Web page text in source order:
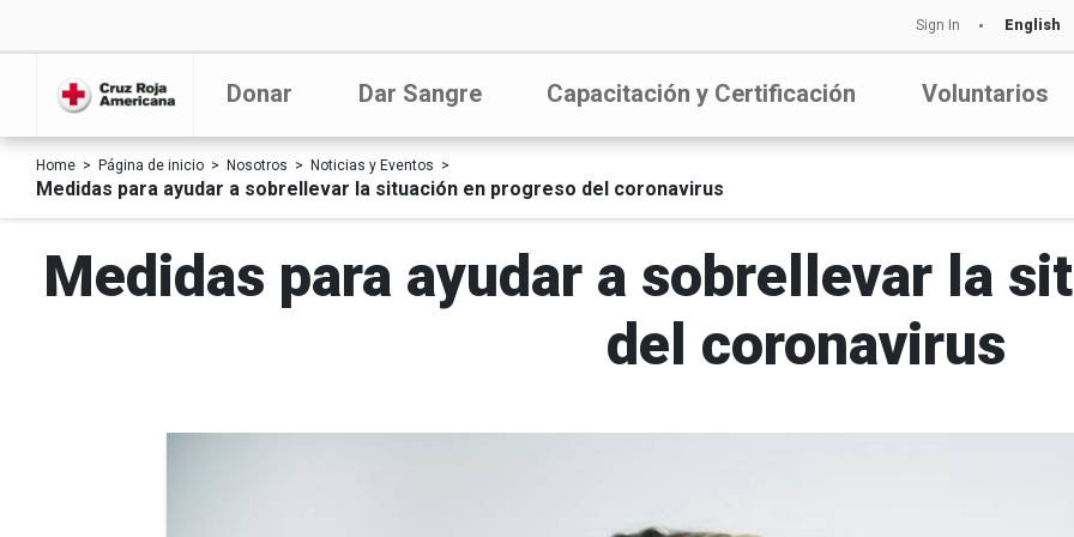
Sign In English
Donar Dar Sangre Capacitación y Certificación Voluntarios
Home Página de inicio Nosotros Noticias y Eventos
Medidas para ayudar a sobrellevar la situación en progreso del coronavirus
Medidas para ayudar a sobrellevar la
del coronavirus